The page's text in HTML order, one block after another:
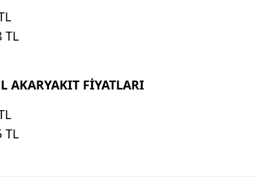
TL
AKARYAKIT FİYATLARI
TL